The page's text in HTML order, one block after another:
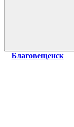
Благовещенск